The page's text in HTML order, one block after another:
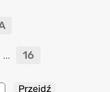
... 16